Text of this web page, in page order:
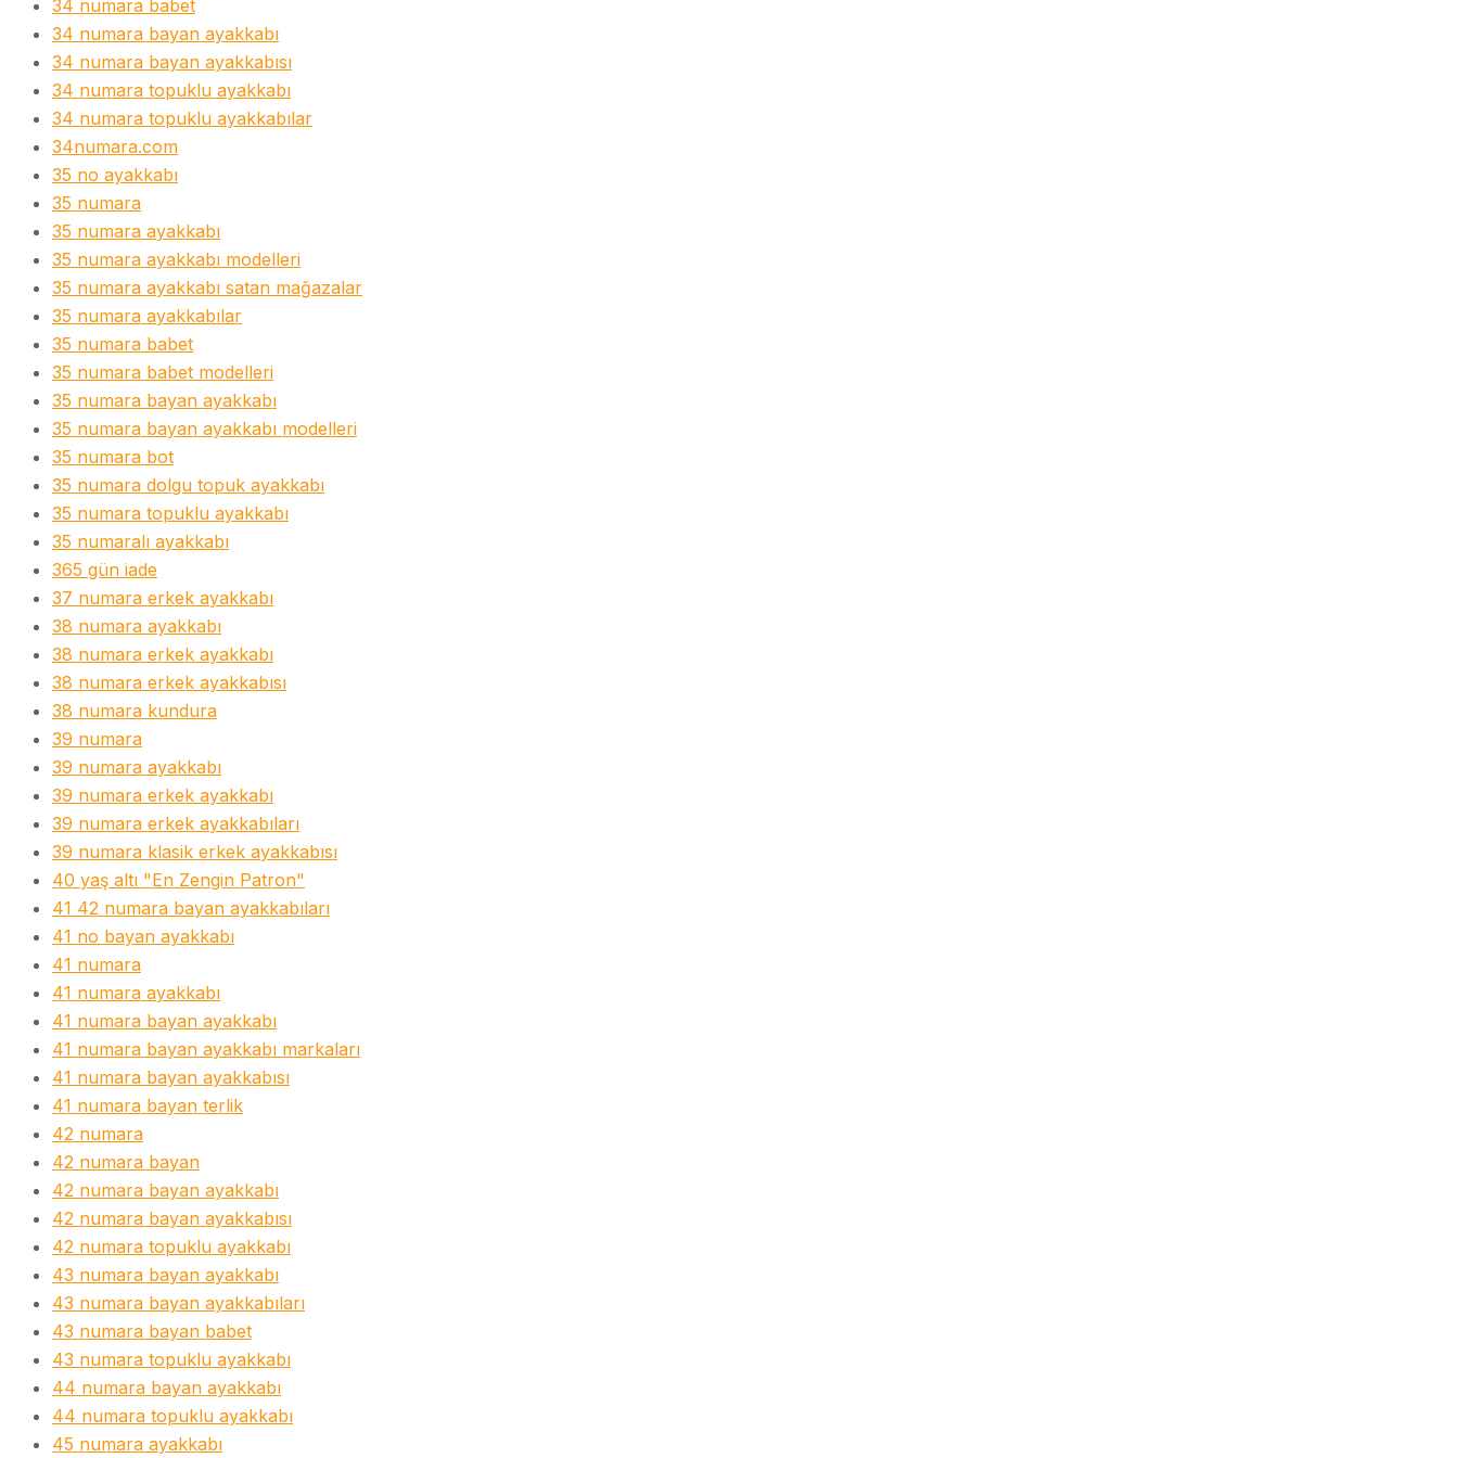
34 numara babet
34 numara bayan ayakkabı
34 numara bayan ayakkabısı
34 numara topuklu ayakkabı
34 numara topuklu ayakkabılar
34numara.com
35 no ayakkabı
35 numara
35 numara ayakkabı
35 numara ayakkabı modelleri
35 numara ayakkabı satan mağazalar
35 numara ayakkabılar
35 numara babet
35 numara babet modelleri
35 numara bayan ayakkabı
35 numara bayan ayakkabı modelleri
35 numara bot
35 numara dolgu topuk ayakkabı
35 numara topuklu ayakkabı
35 numaralı ayakkabı
365 gün iade
37 numara erkek ayakkabı
38 numara ayakkabı
38 numara erkek ayakkabı
38 numara erkek ayakkabısı
38 numara kundura
39 numara
39 numara ayakkabı
39 numara erkek ayakkabı
39 numara erkek ayakkabıları
39 numara klasik erkek ayakkabısı
40 yaş altı "En Zengin Patron"
41 42 numara bayan ayakkabıları
41 no bayan ayakkabı
41 numara
41 numara ayakkabı
41 numara bayan ayakkabı
41 numara bayan ayakkabı markaları
41 numara bayan ayakkabısı
41 numara bayan terlik
42 numara
42 numara bayan
42 numara bayan ayakkabı
42 numara bayan ayakkabısı
42 numara topuklu ayakkabı
43 numara bayan ayakkabı
43 numara bayan ayakkabıları
43 numara bayan babet
43 numara topuklu ayakkabı
44 numara bayan ayakkabı
44 numara topuklu ayakkabı
45 numara ayakkabı